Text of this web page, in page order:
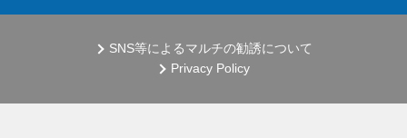
SNS等によるマルチの勧誘について
Privacy Policy